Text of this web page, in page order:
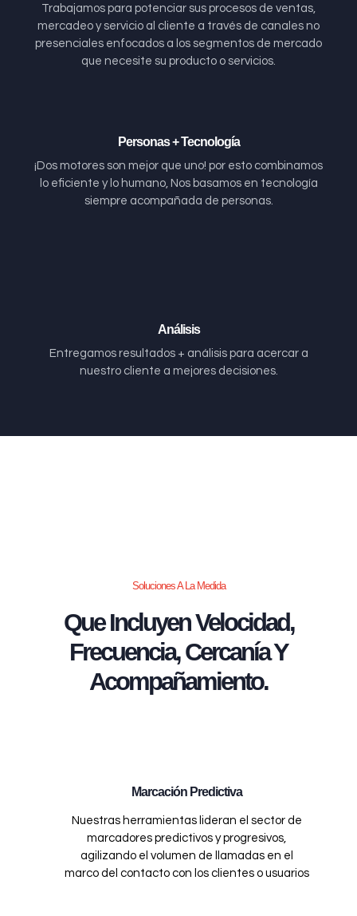
Trabajamos para potenciar sus procesos de ventas,
mercadeo y servicio al cliente a través de canales no
presenciales enfocados a los segmentos de mercado
que necesite su producto o servicios.
Personas + Tecnología
¡Dos motores son mejor que uno! por esto combinamos
lo eficiente y lo humano, Nos basamos en tecnología
siempre acompañada de personas.
Análisis
Entregamos resultados + análisis para acercar a
nuestro cliente a mejores decisiones.
Soluciones A La Medida
Que Incluyen Velocidad,
Frecuencia, Cercanía Y
Acompañamiento.
Marcación Predictiva
Nuestras herramientas lideran el sector de
marcadores predictivos y progresivos,
agilizando el volumen de llamadas en el
marco del contacto con los clientes o usuarios